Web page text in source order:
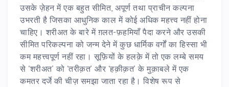
उसके ज़ेहन में एक बहुत सीमित, अपूर्ण तथा प्राचीन कल्पना
उभरती है जिसका आधुनिक काल में कोई अधिक महत्त्व नहीं होना
चाहिए। शरीअत के बारे में ग़लत-फ़हमियाँ पैदा करने और उसकी
सीमित परिकल्पना को जन्म देने में कुछ धार्मिक वर्गों का हिस्सा भी
कम महत्त्वपूर्ण नहीं रहा। सूफ़ियों के हलक़े में तो एक लम्बे समय
से ‘शरीअत’ को ‘तरीक़त’ और ‘हक़ीक़त’ के मुक़ाबले में एक
कमतर दर्जे की चीज़ समझा जाता रहा है। विशेष रूप से